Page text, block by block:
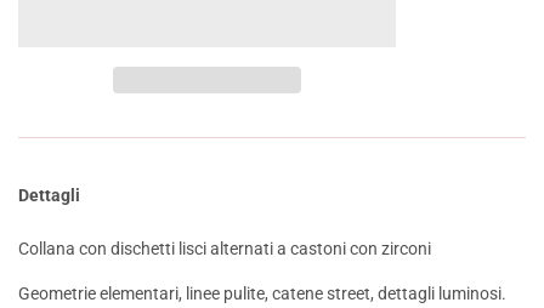
Dettagli
Collana con dischetti lisci alternati a castoni con zirconi
Geometrie elementari, linee pulite, catene street, dettagli luminosi.